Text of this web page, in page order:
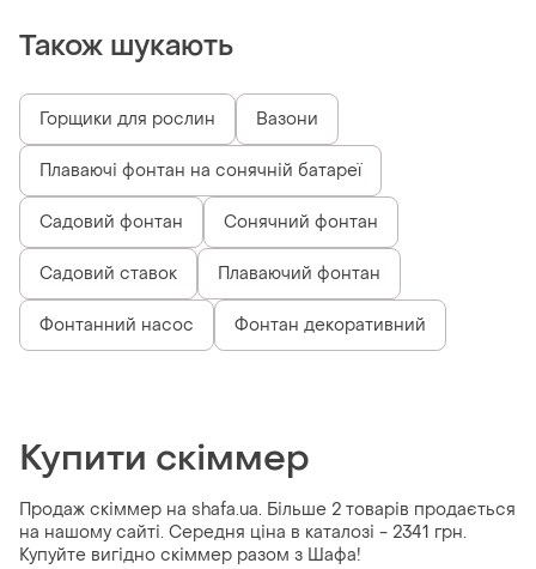
Також шукають
Горщики для рослин Вазони
Плаваючі фонтан на сонячній батареї
Садовий фонтан Сонячний фонтан
Садовий ставок Плаваючий фонтан
Фонтанний насос Фонтан декоративний
Купити скіммер
Продаж скіммер на shafa.ua. Більше 2 товарів продається
на нашому сайті. Середня ціна в каталозі - 2341 грн.
Купуйте вигідно скіммер разом з Шафа!